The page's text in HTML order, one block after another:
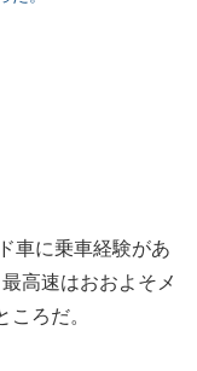
車に乗車経験があ
高速はおおよそメ
ろだ。